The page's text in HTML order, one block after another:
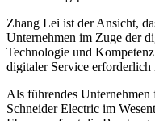
Zhang Lei ist der Ansicht,
Unternehmen im Zuge der
Technologie und
digitaler Service erforderlich
Als führendes
Schneider Electric im